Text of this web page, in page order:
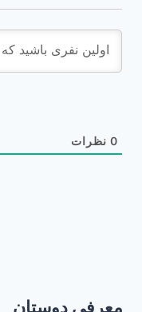
0 نظرات
معرفی دوستان